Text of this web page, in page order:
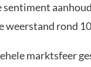
sentiment
weerstand rond
marktsfeer